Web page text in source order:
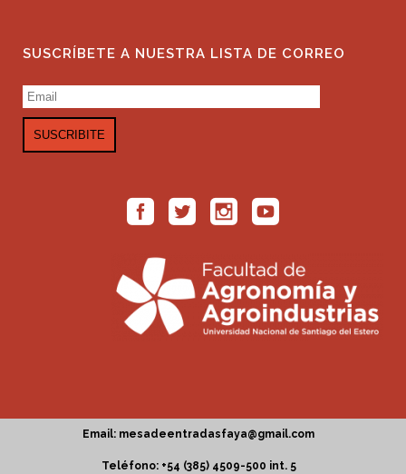
SUSCRÍBETE A NUESTRA LISTA DE CORREO
Email: mesadeentradasfaya@gmail.com
Teléfono: +54 (385) 4509-500 int. 5